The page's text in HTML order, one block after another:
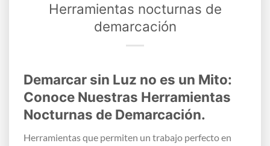
Herramientas nocturnas de
demarcación
Demarcar sin Luz no es un Mito:
Conoce Nuestras Herramientas
Nocturnas de Demarcación.
Herramientas que permiten un trabajo perfecto en